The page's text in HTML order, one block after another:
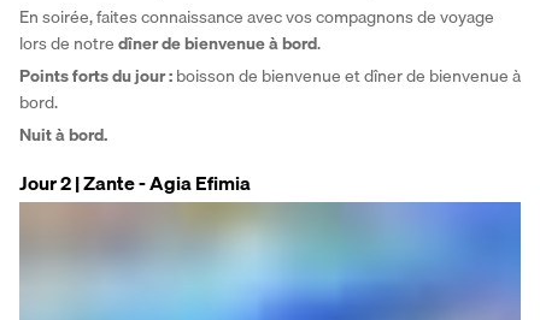
En soirée, faites connaissance avec vos compagnons de voyage
lors de notre dîner de bienvenue à bord.
Points forts du jour : boisson de bienvenue et dîner de bienvenue à
bord.
Nuit à bord.
Jour 2 | Zante - Agia Efimia